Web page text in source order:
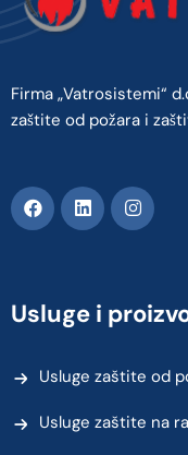
Firma „Vatrosistemi“
zaštite od požara i
Usluge i
Usluge zaštite od
Usluge zaštite na